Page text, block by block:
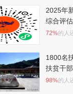
2025年
综合评
72%的人
1800名
扶贫干
98%的人